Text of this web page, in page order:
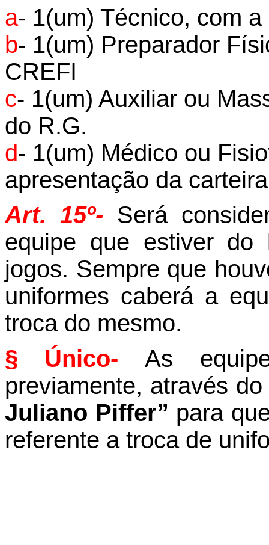
a- 1(um) Técnico, com
b- 1(um) Preparador
CREFI
c- 1(um) Auxiliar ou
do R.G.
d- 1(um) Médico ou
apresentação da
Art. 15º- Será
equipe que estiver do
jogos. Sempre que
uniformes caberá a
troca do mesmo.
§ Único- As
previamente, através
Juliano Piffer” para
referente a troca de